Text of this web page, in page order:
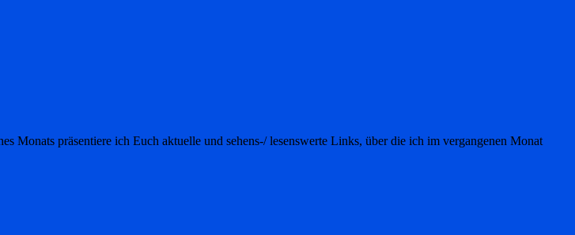
Monats präsentiere ich Euch aktuelle und sehens-/ lesenswerte Links, über die ich im vergangenen Monat